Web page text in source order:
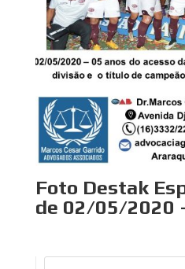
Foto Destak
de 02/05/2020